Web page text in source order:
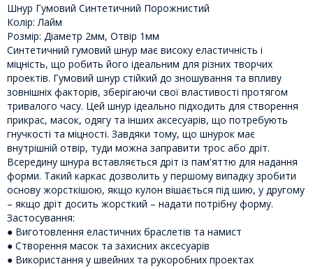
Шнур Гумовий Синтетичний Порожнистий
Колір: Лайм
Розмір: Діаметр 2мм, Отвір 1мм
Синтетичний гумовий шнур має високу еластичність і
міцність, що робить його ідеальним для різних творчих
проектів. Гумовий шнур стійкий до зношування та впливу
зовнішніх факторів, зберігаючи свої властивості протягом
тривалого часу. Цей шнур ідеально підходить для створення
прикрас, масок, одягу та інших аксесуарів, що потребують
гнучкості та міцності. Завдяки тому, що шнурок має
внутрішній отвір, туди можна заправити трос або дріт.
Всередину шнура вставляється дріт із пам'яттю для надання
форми. Такий каркас дозволить у першому випадку зробити
основу жорсткішою, якщо кулон вішається під шию, у другому
– якщо дріт досить жорсткий – надати потрібну форму.
Застосування:
● Виготовлення еластичних браслетів та намист
● Створення масок та захисних аксесуарів
● Використання у швейних та рукоробних проектах